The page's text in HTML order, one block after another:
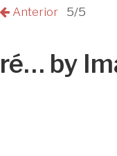
Anterior 5/5
by